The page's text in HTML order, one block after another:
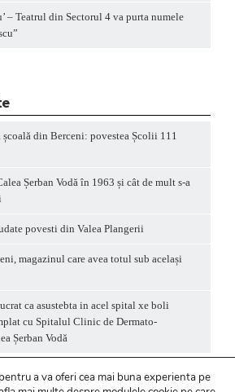
– Teatrul din Sectorul 4 va purta numele
școală din Berceni: povestea Școlii 111
Șerban Vodă în 1963 și cât de mult s-a
povesti din Valea Plangerii
magazinul care avea totul sub același
ca asustebta in acel spital xe boli
cu Spitalul Clinic de Dermato-
Șerban Vodă
a va oferi cea mai buna experienta pe